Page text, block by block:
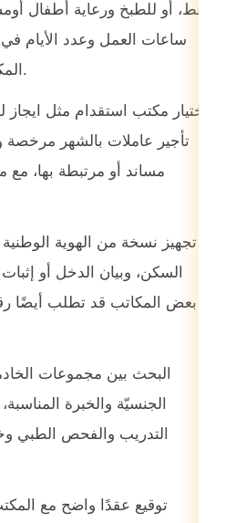
فقط، أو للطبخ ورعاية أطفال
ساعات العمل وعدد الأيام في
المكتب خادمة مناسبة.
اختيار مكتب استقدام مثل ايجاز
تأجير عاملات بالشهر
مساند أو مرتبطة بها، مع
تجهيز نسخة من الهوية الوطنية
السكن، وبيان الدخل أو إثبات
بعض المكاتب قد تطلب أيضًا
البحث بين مجموعات
الجنسيّة والخبرة
التدريب والفحص الطبي
توقيع عقدًا واضح مع